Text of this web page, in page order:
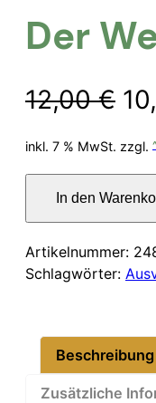
Der
12,00€
inkl. 7 % MwSt. zzgl.
Wetterwart
Menge
In den
Artikelnummer:
Schlagwörter:
Beschreibung
Zusätzliche